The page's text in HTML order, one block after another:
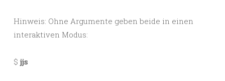
Hinweis: Ohne Argumente geben beide in einen
interaktiven Modus:
$ jjs